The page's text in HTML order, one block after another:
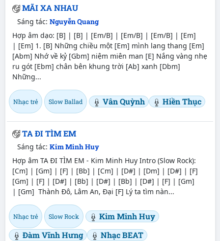
MÃI XA NHAU
Sáng tác: Nguyễn Quang
Hợp âm dạo: [B] | [B] | [Em/B] | [Em/B] | [Em/B] | [Em]
| [Em] 1. [B] Những chiều một [Em] mình lang thang [Em]
[Abm] Nhớ về kỷ [Gbm] niệm miên man [E] Nắng vàng nhẹ
ru gót [Ebm] chân bên khung trời [Ab] xanh [Dbm]
Những...
Nhạc trẻ Slow Ballad Vân Quỳnh Hiền Thục
TA ĐI TÌM EM
Sáng tác: Kim Minh Huy
Hợp âm TA ĐI TÌM EM - Kim Minh Huy Intro (Slow Rock):
[Cm] | [Gm] | [F] | [Bb] | [Cm] | [D#] | [Dm] | [D#] | [F]
[Gm] | [F] | [D#] | [Bb] | [D#] | [Bb] | [D#] | [F] | [Gm]
| [Gm] Thành Đô, Lâm An, Đại [F] Lý ta tìm nàn...
Nhạc trẻ Slow Rock
Kim Minh Huy
Đàm Vĩnh Hưng
Nhạc BEAT